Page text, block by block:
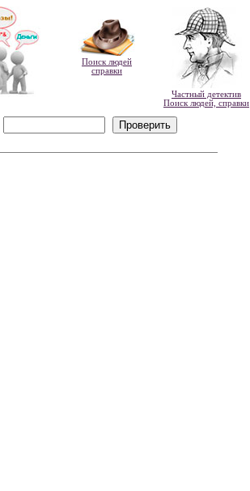
Поиск людей
справки
Частный детектив
Поиск людей, справки